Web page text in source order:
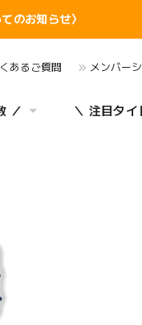
のお知らせ〉
あるご質問 メンバー
／ ＼ 注目タイ